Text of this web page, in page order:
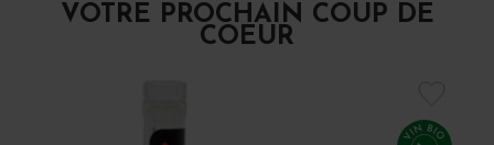
VOTRE PROCHAIN COUP DE
COEUR